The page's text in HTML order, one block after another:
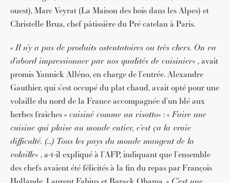
ouest), Marc Veyrat (La Maison des bois dans les Alpes) et
Christelle Brua, chef pâtissière du Pré catelan à Paris.
«Il n’y a pas de produits ostentatoires ou très chers. On va
d’abord impressionner par nos qualités de cuisinier« , avait
promis Yannick Alléno, en charge de l’entrée. Alexandre
Gauthier, qui s’est occupé du plat chaud, avait opté pour une
volaille du nord de la France accompagnée d’un blé aux
herbes fraîches « cuisiné comme un risotto« : «Faire une
cuisine qui plaise au monde entier, c’est ça la vraie
difficulté. (…) Tous les pays du monde mangent de la
volaille« , a-t-il expliqué à l’AFP, indiquant que l’ensemble
des chefs avaient été félicités à la fin du repas par François